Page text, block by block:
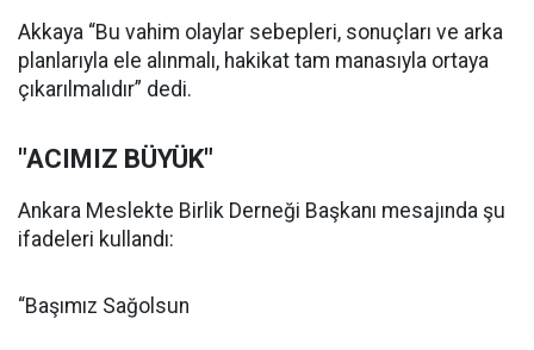
Akkaya “Bu vahim olaylar sebepleri, sonuçları ve arka
planlarıyla ele alınmalı, hakikat tam manasıyla ortaya
çıkarılmalıdır” dedi.
"ACIMIZ BÜYÜK"
Ankara Meslekte Birlik Derneği Başkanı mesajında şu
ifadeleri kullandı:
“Başımız Sağolsun